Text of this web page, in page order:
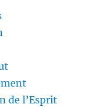
de l’Esprit